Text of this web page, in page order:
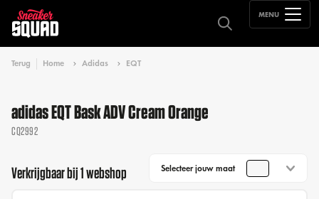
MENU
Terug Home Adidas EQT
adidas EQT Bask ADV Cream Orange
CQ2992
Verkrijgbaar bij 1 webshop Selecteer jouw maat